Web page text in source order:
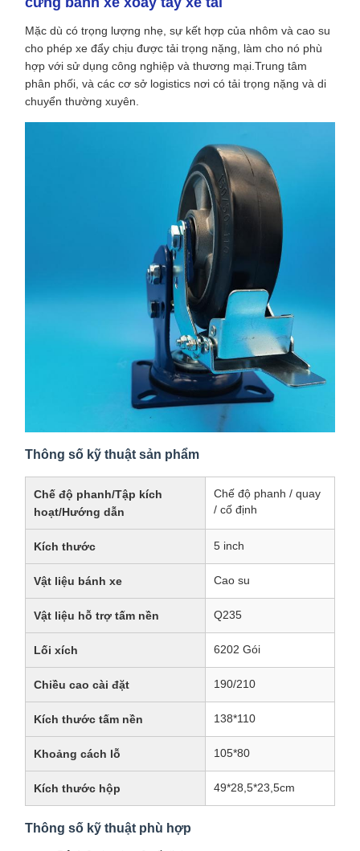
Mặc dù có trọng lượng nhẹ, sự kết hợp của nhôm và cao su
cho phép xe đẩy chịu được tải trọng nặng, làm cho nó phù
hợp với sử dụng công nghiệp và thương mại.Trung tâm
phân phối, và các cơ sở logistics nơi có tải trọng nặng và di
chuyển thường xuyên.
Thông số kỹ thuật sản phẩm
Chế độ phanh/Tập kích
hoạt/Hướng dẫn
Chế độ phanh / quay
/ cố định
Kích thước 5 inch
Vật liệu bánh xe Cao su
Vật liệu hỗ trợ tấm nền Q235
Lối xích 6202 Gói
Chiều cao cài đặt 190/210
Kích thước tấm nền 138*110
Khoảng cách lỗ 105*80
Kích thước hộp 49*28,5*23,5cm
Thông số kỹ thuật phù hợp